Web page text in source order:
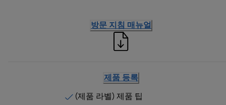
방문 지침 매뉴얼
제품 등록
(제품 라벨) 제품 팁